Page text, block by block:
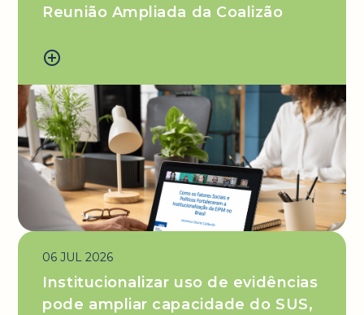
Reunião Ampliada da Coalizão
add_circle_outline
06 JUL 2026
Institucionalizar uso de evidências
pode ampliar capacidade do SUS,